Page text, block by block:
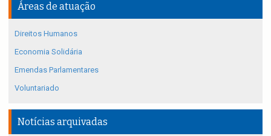
Áreas de atuação
Direitos Humanos
Economia Solidária
Emendas Parlamentares
Voluntariado
Notícias arquivadas